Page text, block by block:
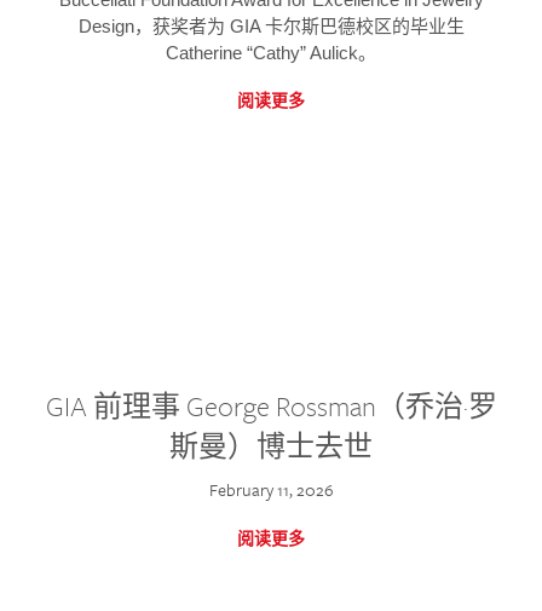
Design，获奖者为 GIA 卡尔斯巴德校区的毕业生
Catherine “Cathy” Aulick。
阅读更多
GIA 前理事 George Rossman（乔治·罗
斯曼）博士去世
February 11, 2026
阅读更多